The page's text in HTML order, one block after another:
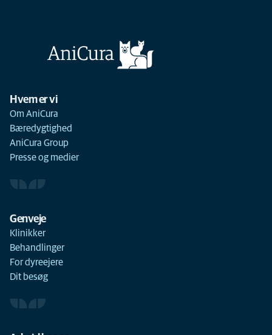
Hvem er vi
Om AniCura
Bæredygtighed
AniCura Group
Presse og medier
Genveje
Klinikker
Behandlinger
For dyreejere
Dit besøg